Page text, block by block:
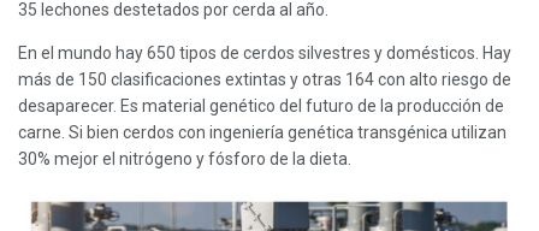
35 lechones destetados por cerda al año.
En el mundo hay 650 tipos de cerdos silvestres y domésticos. Hay
más de 150 clasificaciones extintas y otras 164 con alto riesgo de
desaparecer. Es material genético del futuro de la producción de
carne. Si bien cerdos con ingeniería genética transgénica utilizan
30% mejor el nitrógeno y fósforo de la dieta.